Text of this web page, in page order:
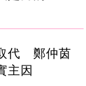
代 鄭仲茵
主因